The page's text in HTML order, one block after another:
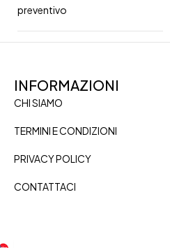
preventivo
INFORMAZIONI
CHI SIAMO
TERMINI E CONDIZIONI
PRIVACY POLICY
CONTATTACI